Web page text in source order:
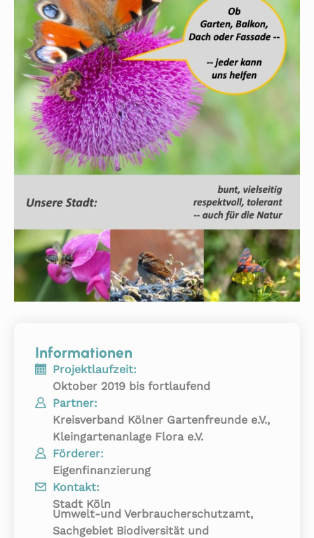
Informationen
Projektlaufzeit:
Oktober 2019 bis fortlaufend
Partner:
Kreisverband Kölner Gartenfreunde e.V.,
Kleingartenanlage Flora e.V.
Förderer:
Eigenfinanzierung
Kontakt:
Stadt Köln
Umwelt-und Verbraucherschutzamt,
Sachgebiet Biodiversität und